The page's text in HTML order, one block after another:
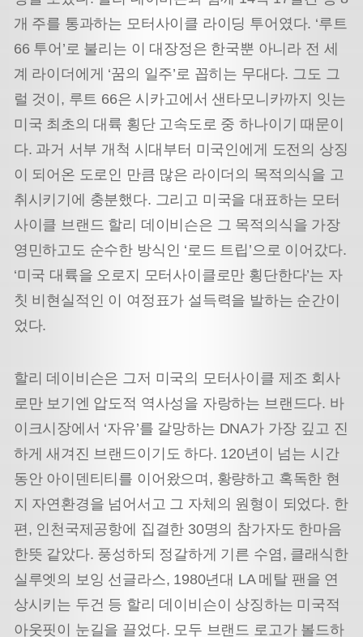
개 주를 통과하는 모터사이클 라이딩 투어였다. ‘루트
66 투어’로 불리는 이 대장정은 한국뿐 아니라 전 세
계 라이더에게 ‘꿈의 일주’로 꼽히는 무대다. 그도 그
럴 것이, 루트 66은 시카고에서 샌타모니카까지 잇는
미국 최초의 대륙 횡단 고속도로 중 하나이기 때문이
다. 과거 서부 개척 시대부터 미국인에게 도전의 상징
이 되어온 도로인 만큼 많은 라이더의 목적의식을 고
취시키기에 충분했다. 그리고 미국을 대표하는 모터
사이클 브랜드 할리 데이비슨은 그 목적의식을 가장
영민하고도 순수한 방식인 ‘로드 트립’으로 이어갔다.
‘미국 대륙을 오로지 모터사이클로만 횡단한다’는 자
칫 비현실적인 이 여정표가 설득력을 발하는 순간이
었다.
할리 데이비슨은 그저 미국의 모터사이클 제조 회사
로만 보기엔 압도적 역사성을 자랑하는 브랜드다. 바
이크시장에서 ‘자유’를 갈망하는 DNA가 가장 깊고 진
하게 새겨진 브랜드이기도 하다. 120년이 넘는 시간
동안 아이덴티티를 이어왔으며, 황량하고 혹독한 현
지 자연환경을 넘어서고 그 자체의 원형이 되었다. 한
편, 인천국제공항에 집결한 30명의 참가자도 한마음
한뜻 같았다. 풍성하되 정갈하게 기른 수염, 클래식한
실루엣의 보잉 선글라스, 1980년대 LA 메탈 팬을 연
상시키는 두건 등 할리 데이비슨이 상징하는 미국적
아웃핏이 눈길을 끌었다. 모두 브랜드 로고가 볼드하